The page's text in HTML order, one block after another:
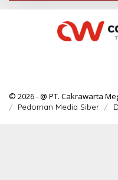
© 2026 - @ PT. Cakrawarta
Pedoman Media Siber